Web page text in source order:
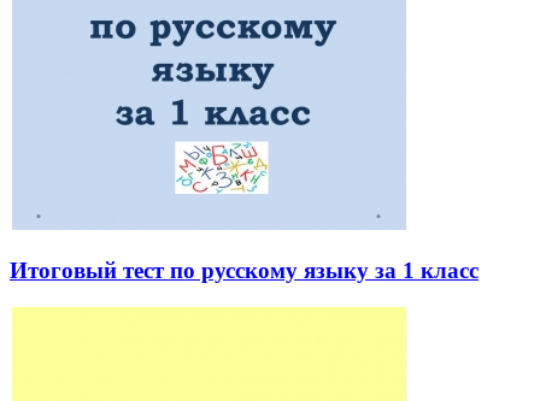
Итоговый тест по русскому языку за 1 класс